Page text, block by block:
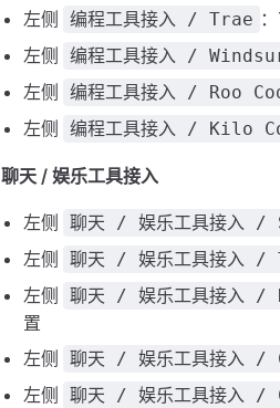
左侧
编程工具接入 / Trae
左侧
编程工具接入 /
左侧
编程工具接入 / Roo
左侧
编程工具接入 / Kilo
聊天 / 娱乐工具接入
左侧 聊天 / 娱乐工具接入 /
左侧
聊天 / 娱乐工具接入 /
左侧
聊天 / 娱乐工具接入
置
左侧
聊天 / 娱乐工具接入
左侧
聊天 / 娱乐工具接入